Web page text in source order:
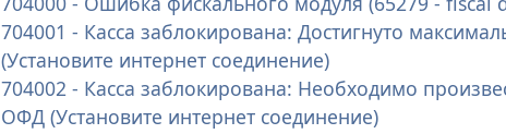
704001 - Касса заблокирована: Достигнуто
(Установите интернет соединение)
704002 - Касса заблокирована: Необходимо
ОФД (Установите интернет соединение)